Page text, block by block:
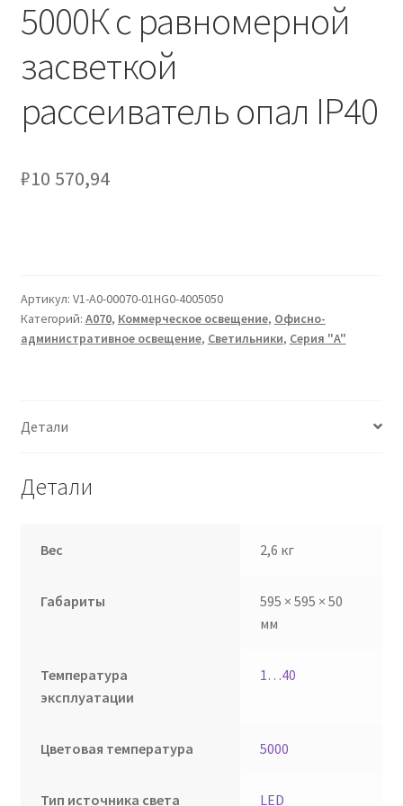
Сертификаты
Таблица выбора вводного щитка
5000К с равномерной
засветкой
рассеиватель опал IP40
₽10 570,94
Артикул: V1-A0-00070-01HG0-4005050
Категорий: A070, Коммерческое освещение, Офисно-
административное освещение, Светильники, Серия "A"
Детали
Детали
Вес 2,6 кг
Габариты
595 × 595 × 50
мм
Температура
эксплуатации
1…40
Цветовая температура 5000
Тип источника света LED